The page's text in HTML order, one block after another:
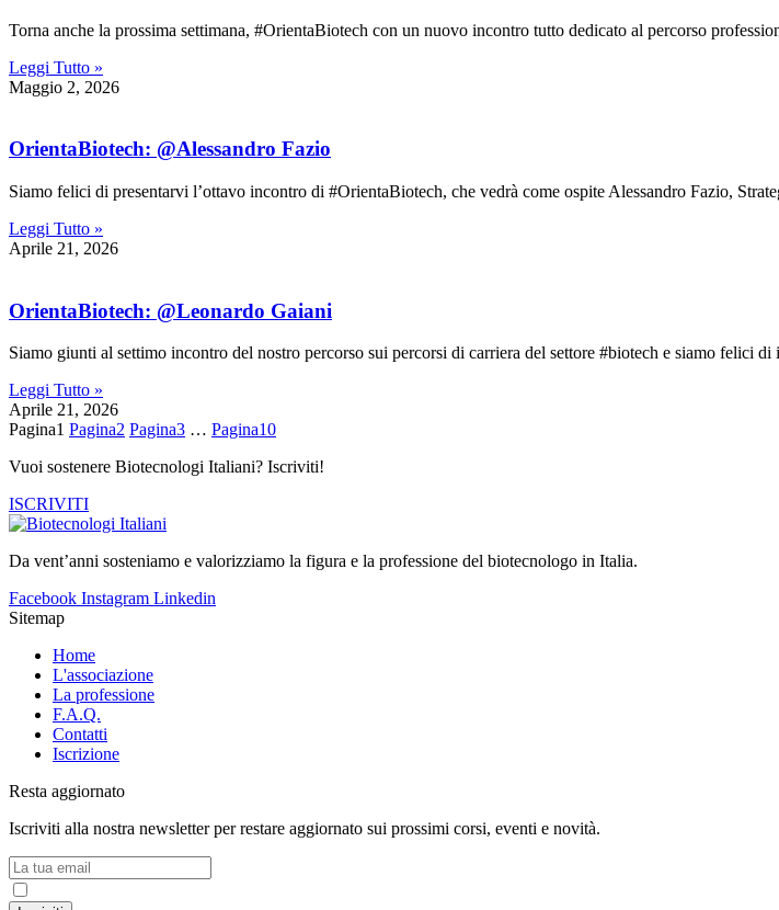
Torna anche la prossima settimana, #OrientaBiotech con un nuovo incontro tutto dedicato al percorso
Leggi Tutto »
Maggio 2, 2026
OrientaBiotech: @Alessandro Fazio
Siamo felici di presentarvi l’ottavo incontro di #OrientaBiotech, che vedrà come ospite Alessandro Fazio,
Leggi Tutto »
Aprile 21, 2026
OrientaBiotech: @Leonardo Gaiani
Siamo giunti al settimo incontro del nostro percorso sui percorsi di carriera del settore #biotech e siamo felici
Leggi Tutto »
Aprile 21, 2026
Pagina1 Pagina2 Pagina3 … Pagina10
Vuoi sostenere Biotecnologi Italiani? Iscriviti!
ISCRIVITI
Da vent’anni sosteniamo e valorizziamo la figura e la professione del biotecnologo in Italia.
Facebook Instagram Linkedin
Sitemap
Home
L'associazione
La professione
F.A.Q.
Contatti
Iscrizione
Resta aggiornato
Iscriviti alla nostra newsletter per restare aggiornato sui prossimi corsi, eventi e novità.